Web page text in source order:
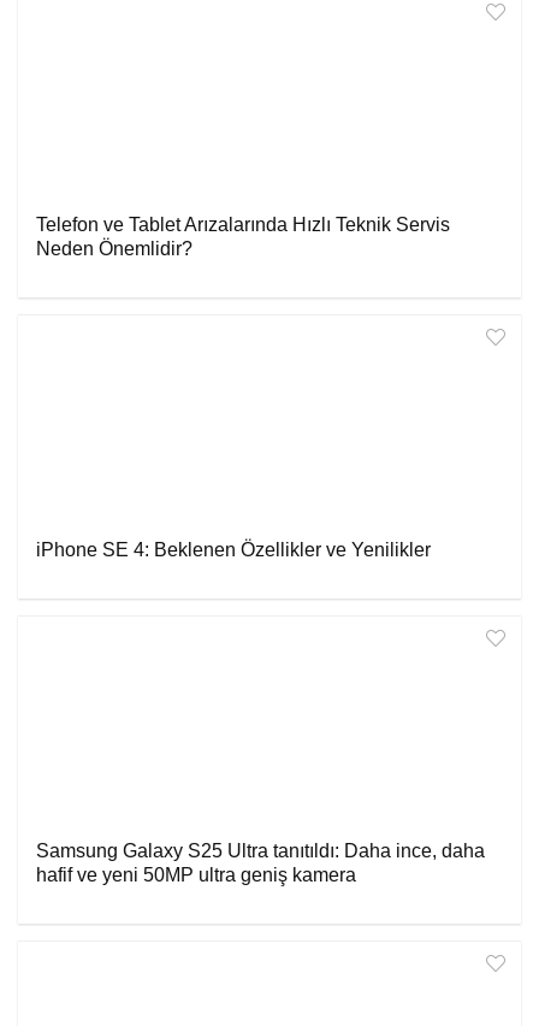
Telefon ve Tablet Arızalarında Hızlı Teknik Servis
Neden Önemlidir?
iPhone SE 4: Beklenen Özellikler ve Yenilikler
Samsung Galaxy S25 Ultra tanıtıldı: Daha ince, daha
hafif ve yeni 50MP ultra geniş kamera